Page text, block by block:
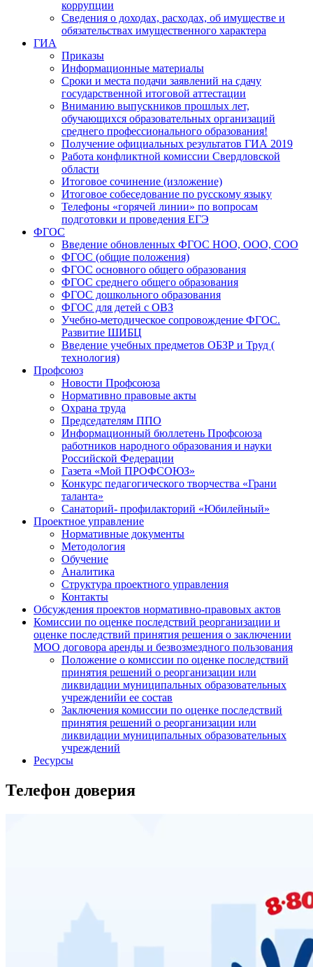
коррупции
Сведения о доходах, расходах, об имуществе и
обязательствах имущественного характера
ГИА
Приказы
Информационные материалы
Сроки и места подачи заявлений на сдачу
государственной итоговой аттестации
Вниманию выпускников прошлых лет,
обучающихся образовательных организаций
среднего профессионального образования!
Получение официальных результатов ГИА 2019
Работа конфликтной комиссии Свердловской
области
Итоговое сочинение (изложение)
Итоговое собеседование по русскому языку
Телефоны «горячей линии» по вопросам
подготовки и проведения ЕГЭ
ФГОС
Введение обновленных ФГОС НОО, ООО, СОО
ФГОС (общие положения)
ФГОС основного общего образования
ФГОС среднего общего образования
ФГОС дошкольного образования
ФГОС для детей с ОВЗ
Учебно-методическое сопровождение ФГОС.
Развитие ШИБЦ
Введение учебных предметов ОБЗР и Труд (
технология)
Профсоюз
Новости Профсоюза
Нормативно правовые акты
Охрана труда
Председателям ППО
Информационный бюллетень Профсоюза
работников народного образования и науки
Российской Федерации
Газета «Мой ПРОФСОЮЗ»
Конкурс педагогического творчества «Грани
таланта»
Санаторий- профилакторий «Юбилейный»
Проектное управление
Нормативные документы
Методология
Обучение
Аналитика
Структура проектного управления
Контакты
Обсуждения проектов нормативно-правовых актов
Комиссии по оценке последствий реорганизации и
оценке последствий принятия решения о заключении
МОО договора аренды и безвозмездного пользования
Положение о комиссии по оценке последствий
принятия решений о реорганизации или
ликвидации муниципальных образовательных
учрежденийи ее состав
Заключения комиссии по оценке последствий
принятия решений о реорганизации или
ликвидации муниципальных образовательных
учреждений
Ресурсы
Телефон доверия